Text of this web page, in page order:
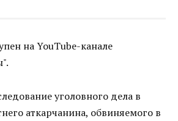
на YouTube-канале
уголовного дела в
аткарчанина, обвиняемого в